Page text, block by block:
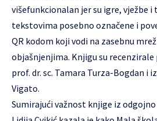
višefunkcionalan jer su igre, vježbe i
tekstovima posebno označene i
QR kodom koji vodi na zasebnu
objašnjenjima. Knjigu su recenzirale
prof. dr. sc. Tamara Turza-Bogdan i
Vigato.
Sumirajući važnost knjige iz